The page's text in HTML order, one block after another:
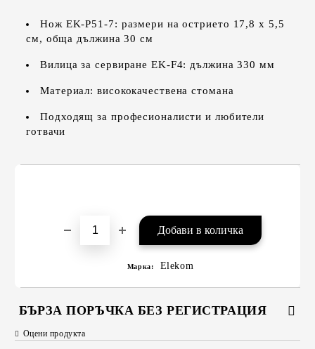
Нож EK-P51-7: размери на острието 17,8 x 5,5
см, обща дължина 30 см
Вилица за сервиране EK-F4: дължина 330 мм
Материал: висококачествена стомана
Подходящ за професионалисти и любители
готвачи
Марка: Elekom
БЪРЗА ПОРЪЧКА БЕЗ РЕГИСТРАЦИЯ
Оцени продукта